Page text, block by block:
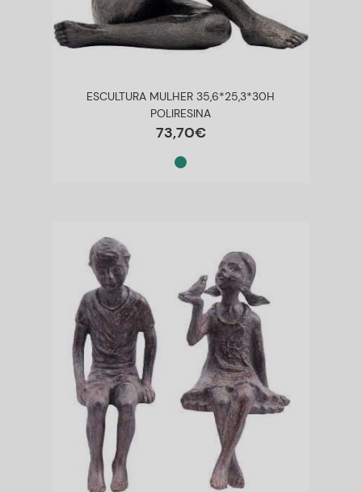
ESCULTURA MULHER 35,6*25,3*30H
POLIRESINA
73,70€